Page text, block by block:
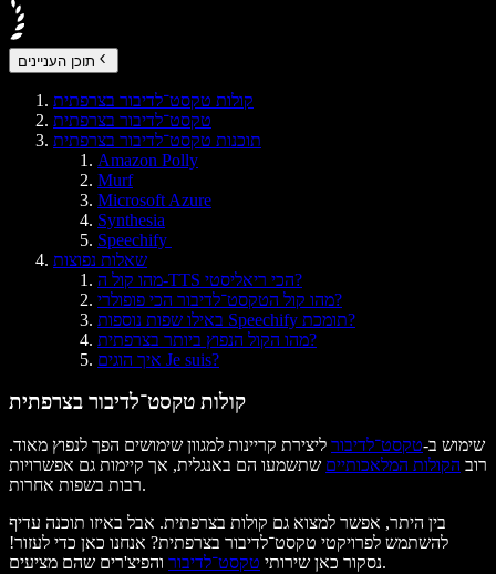
תוכן העניינים
קולות טקסט־לדיבור בצרפתית
טקסט־לדיבור בצרפתית
תוכנות טקסט־לדיבור בצרפתית
Amazon Polly
Murf
Microsoft Azure
Synthesia
Speechify
שאלות נפוצות
מהו קול ה-TTS הכי ריאליסטי?
מהו קול הטקסט־לדיבור הכי פופולרי?
באילו שפות נוספות Speechify תומכת?
מהו הקול הנפוץ ביותר בצרפתית?
איך הוגים Je suis?
קולות טקסט־לדיבור בצרפתית
שימוש ב-טקסט־לדיבור ליצירת קריינות למגוון שימושים הפך לנפוץ מאוד.
רוב הקולות המלאכותיים שתשמעו הם באנגלית, אך קיימות גם אפשרויות
רבות בשפות אחרות.
בין היתר, אפשר למצוא גם קולות בצרפתית. אבל באיזו תוכנה עדיף
להשתמש לפרויקטי טקסט־לדיבור בצרפתית? אנחנו כאן כדי לעזור!
נסקור כאן שירותי טקסט־לדיבור והפיצ'רים שהם מציעים.